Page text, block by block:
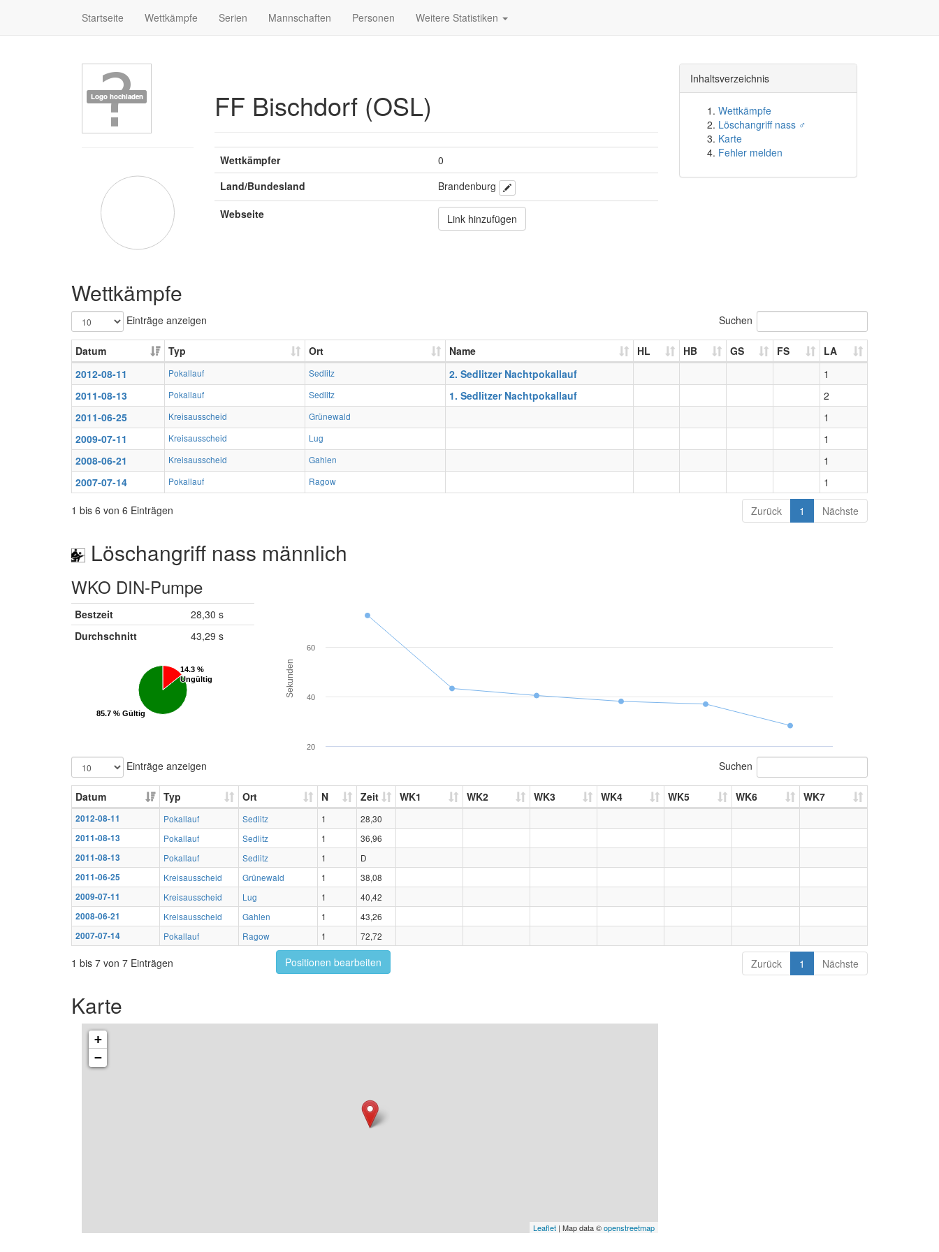
Startseite Wettkämpfe Serien Mannschaften Personen Weitere Statistiken
FF Bischdorf (OSL)
Wettkämpfer
0
Land/Bundesland
Brandenburg
Webseite
Link hinzufügen
Inhaltsverzeichnis
Wettkämpfe
Löschangriff nass ♂
Karte
Fehler melden
Wettkämpfe
Einträge anzeigen Suchen
Datum Typ Ort Name HL HB GS FS
LA
2012-08-11
Pokallauf Sedlitz 2. Sedlitzer Nachtpokallauf
1
2011-08-13
Pokallauf Sedlitz 1. Sedlitzer Nachtpokallauf
2
2011-06-25
Kreisausscheid Grünewald
1
2009-07-11
Kreisausscheid Lug
1
2008-06-21
Kreisausscheid Gahlen
1
2007-07-14
Pokallauf Ragow
1
1 bis 6 von 6 Einträgen
Zurück 1 Nächste
Löschangriff nass männlich
WKO DIN-Pumpe
Bestzeit
28,30 s
Durchschnitt
43,29 s
14.3 %
Ungültig
14.3 %
Ungültig
85.7 % Gültig
85.7 % Gültig
Sekunden
20
40
60
Einträge anzeigen Suchen
Datum Typ Ort N Zeit WK1 WK2 WK3 WK4 WK5 WK6 WK7
2012-08-11 Pokallauf Sedlitz 1
28,30
2011-08-13
Pokallauf Sedlitz 1
36,96
2011-08-13
Pokallauf Sedlitz 1
D
2011-06-25
Kreisausscheid Grünewald 1
38,08
2009-07-11
Kreisausscheid Lug 1
40,42
2008-06-21
Kreisausscheid Gahlen 1
43,26
2007-07-14
Pokallauf Ragow 1 72,72
1 bis 7 von 7 Einträgen Positionen bearbeiten Zurück 1 Nächste
Karte
+
−
Leaflet | Map data ©openstreetmap